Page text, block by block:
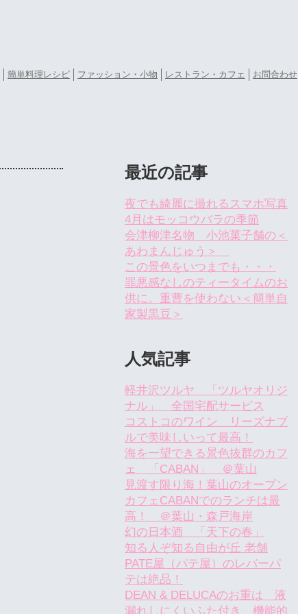
簡単料理レシピ ファッション・小物 レストラン・カフェ お問合わせ
最近の記事
夜でも綺麗に撮れるスマホ写真
4月はモッコウバラの季節
会津柳津名物 小池菓子舗の＜
あわまんじゅう＞
この景色をいつまでも・・・
罪悪感なしのティータイムのお
供に。重曹を使わない＜簡単自
家製黒豆＞
人気記事
軽井沢ツルヤ 「ツルヤオリジ
ナル」 全国宅配サービス
コストコのワイン リーズナブ
ルで美味しいって最高！
海を一望できる景色抜群のカフ
ェ 「CABAN」 ＠葉山
見渡す限り海！葉山のオープン
カフェCABANでのランチは最
高！ ＠葉山・森戸海岸
幻の日本酒 「天下の春」
知る人ぞ知る自由が丘 老舗
PATE屋（パテ屋）のレバーパ
テは絶品！
DEAN & DELUCAのお重は 液
漏れしにくいふた付き 機能的